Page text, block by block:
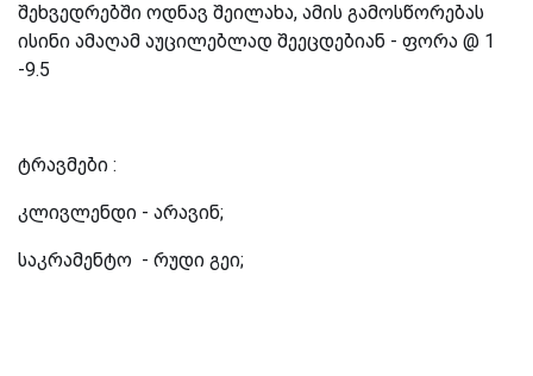
შეხვედრებში ოდნავ შეილახა, ამის გამოსწორებას
ისინი ამაღამ აუცილებლად შეეცდებიან - ფორა @ 1
-9.5
ტრავმები :
კლივლენდი - არავინ;
საკრამენტო - რუდი გეი;